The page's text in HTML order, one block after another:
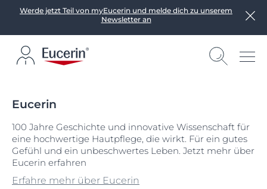
Werde jetzt Teil von myEucerin und melde dich zu unserem
Newsletter an
Eucerin
100 Jahre Geschichte und innovative Wissenschaft für
eine hochwertige Hautpflege, die wirkt. Für ein gutes
Gefühl und ein unbeschwertes Leben. Jetzt mehr über
Eucerin erfahren
Erfahre mehr über Eucerin